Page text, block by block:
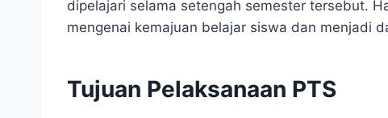
dipelajari selama setengah semester tersebut.
mengenai kemajuan belajar siswa dan menjadi
Tujuan Pelaksanaan PTS